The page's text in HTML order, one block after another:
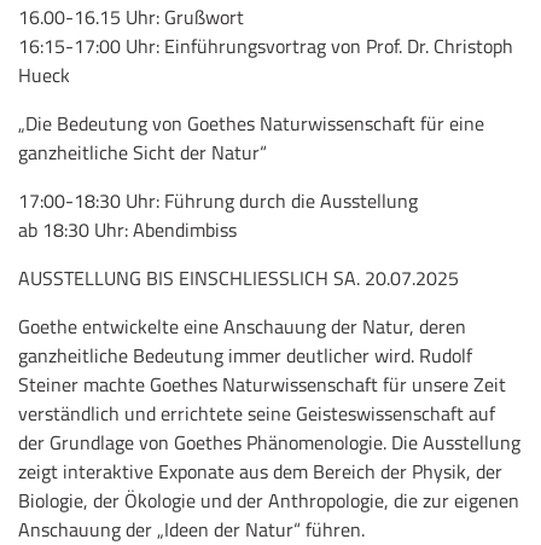
16.00-16.15 Uhr: Grußwort
16:15-17:00 Uhr: Einführungsvortrag von Prof. Dr. Christoph
Hueck
„Die Bedeutung von Goethes Naturwissenschaft für eine
ganzheit­liche Sicht der Natur“
17:00-18:30 Uhr: Führung durch die Ausstellung
ab 18:30 Uhr: Abendimbiss
AUSSTELLUNG BIS EINSCHLIESSLICH SA. 20.07.2025
Goethe entwickelte eine Anschauung der Natur, deren
ganzheit­liche Bedeutung immer deutlicher wird. Rudolf
Steiner machte Goethes Naturwissenschaft für unsere Zeit
verständlich und er­richtete seine Geisteswissenschaft auf
der Grundlage von Goethes Phänomenologie. Die Ausstellung
zeigt interaktive Exponate aus dem Bereich der Physik, der
Biologie, der Ökologie und der Anthro­pologie, die zur eigenen
Anschauung der „Ideen der Natur“ führen.